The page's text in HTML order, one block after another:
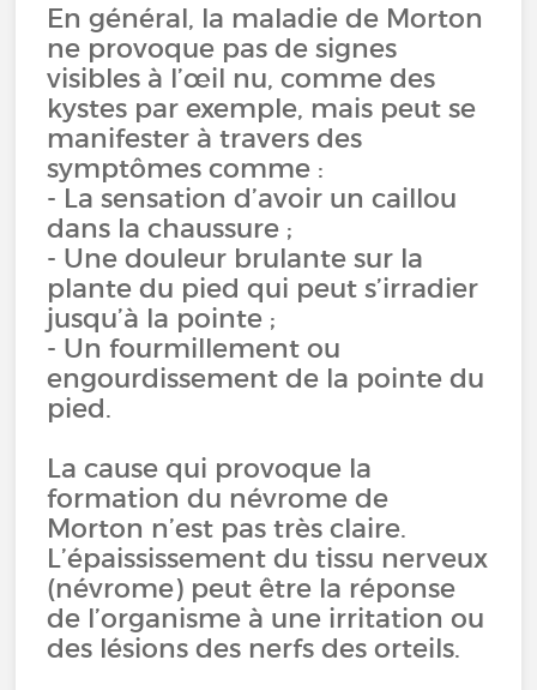
En général, la maladie de Morton
ne provoque pas de signes
visibles à l’œil nu, comme des
kystes par exemple, mais peut se
manifester à travers des
symptômes comme :
- La sensation d’avoir un caillou
dans la chaussure ;
- Une douleur brulante sur la
plante du pied qui peut s’irradier
jusqu’à la pointe ;
- Un fourmillement ou
engourdissement de la pointe du
pied.
La cause qui provoque la
formation du névrome de
Morton n’est pas très claire.
L’épaississement du tissu nerveux
(névrome) peut être la réponse
de l’organisme à une irritation ou
des lésions des nerfs des orteils.